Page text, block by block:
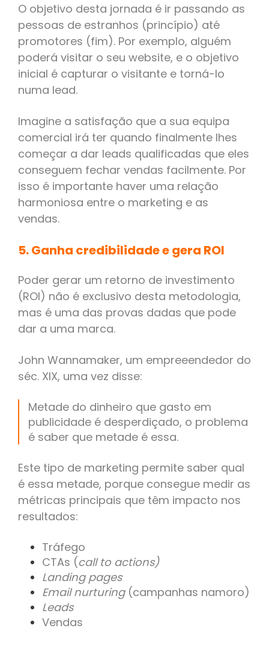
O objetivo desta jornada é ir passando as
pessoas de estranhos (princípio) até
promotores (fim). Por exemplo, alguém
poderá visitar o seu website, e o objetivo
inicial é capturar o visitante e torná-lo
numa lead.
Imagine a satisfação que a sua equipa
comercial irá ter quando finalmente lhes
começar a dar leads qualificadas que eles
conseguem fechar vendas facilmente. Por
isso é importante haver uma relação
harmoniosa entre o marketing e as
vendas.
5. Ganha credibilidade e gera ROI
Poder gerar um retorno de investimento
(ROI) não é exclusivo desta metodologia,
mas é uma das provas dadas que pode
dar a uma marca.
John Wannamaker, um empreeendedor do
séc. XIX, uma vez disse:
Metade do dinheiro que gasto em
publicidade é desperdiçado, o problema
é saber que metade é essa.
Este tipo de marketing permite saber qual
é essa metade, porque consegue medir as
métricas principais que têm impacto nos
resultados:
Tráfego
CTAs (call to actions)
Landing pages
Email nurturing(campanhas namoro)
Leads
Vendas